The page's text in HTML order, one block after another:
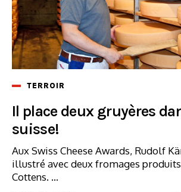
TERROIR
Il place deux gruyères
suisse!
Aux Swiss Cheese Awards, Rudolf
illustré avec deux fromages
Cottens. ...